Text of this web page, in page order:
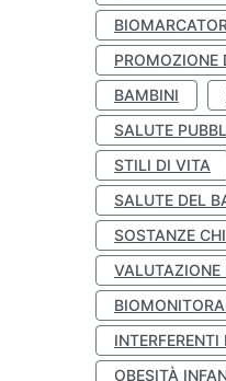
PROMOZIONE
BAMBINI
SALUTE
STILI DI VITA
SALUTE DEL
SOSTANZE
INTERFERENTI
OBESITÀ